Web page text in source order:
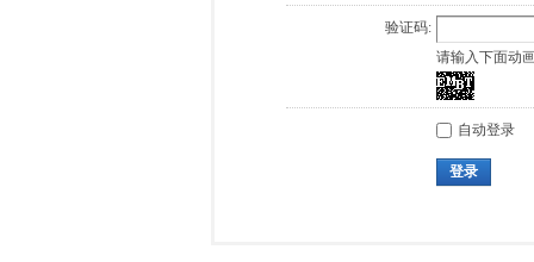
验证码:
请输入下面动
自动登录
登录